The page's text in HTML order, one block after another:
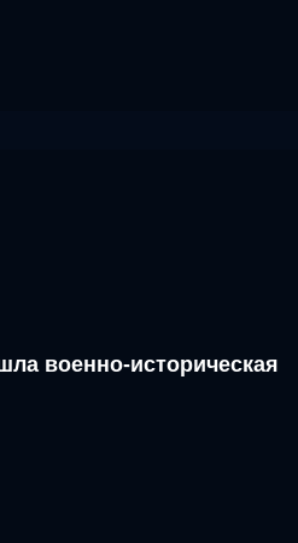
военно-историческая